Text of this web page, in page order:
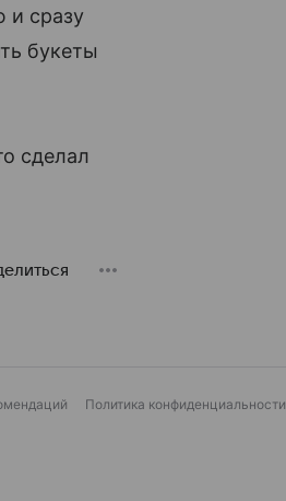
и сразу
букеты
сделал
Политика конфиденциальности